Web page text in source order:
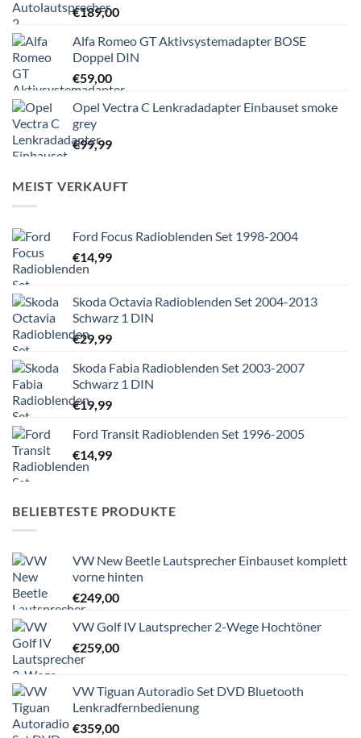
€189,00
Alfa Romeo GT Aktivsystemadapter BOSE
Doppel DIN
€59,00
Opel Vectra C Lenkradadapter Einbauset smoke
grey
€99,99
MEIST VERKAUFT
Ford Focus Radioblenden Set 1998-2004
€14,99
Skoda Octavia Radioblenden Set 2004-2013
Schwarz 1 DIN
€29,99
Skoda Fabia Radioblenden Set 2003-2007
Schwarz 1 DIN
€19,99
Ford Transit Radioblenden Set 1996-2005
€14,99
BELIEBTESTE PRODUKTE
VW New Beetle Lautsprecher Einbauset komplett
vorne hinten
€249,00
VW Golf IV Lautsprecher 2-Wege Hochtöner
€259,00
VW Tiguan Autoradio Set DVD Bluetooth
Lenkradfernbedienung
€359,00